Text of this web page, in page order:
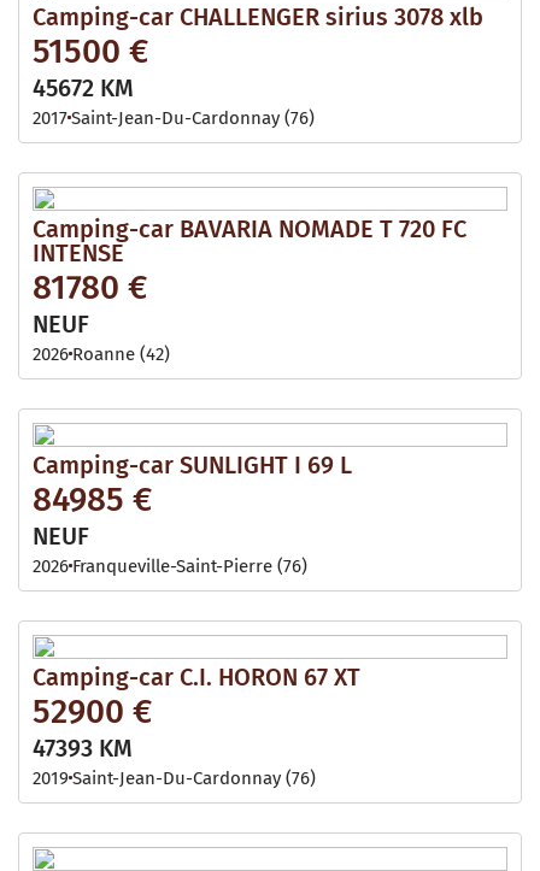
Camping-car CHALLENGER sirius 3078 xlb
51500 €
45672 KM
2017Saint-Jean-Du-Cardonnay (76)
Camping-car BAVARIA NOMADE T 720 FC
INTENSE
81780 €
NEUF
2026 Roanne (42)
Camping-car SUNLIGHT I 69 L
84985 €
NEUF
2026 Franqueville-Saint-Pierre (76)
Camping-car C.I. HORON 67 XT
52900 €
47393 KM
2019 Saint-Jean-Du-Cardonnay (76)